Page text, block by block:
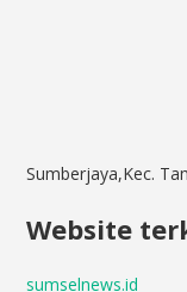
Sumberjaya,Kec.
Website
sumselnews.id